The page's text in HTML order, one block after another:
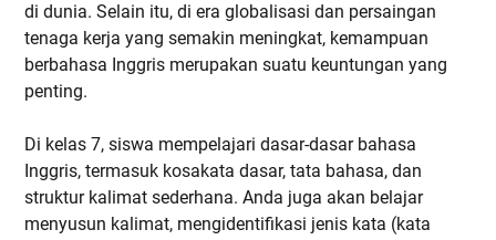
di dunia. Selain itu, di era globalisasi dan persaingan
tenaga kerja yang semakin meningkat, kemampuan
berbahasa Inggris merupakan suatu keuntungan yang
penting.
Di kelas 7, siswa mempelajari dasar-dasar bahasa
Inggris, termasuk kosakata dasar, tata bahasa, dan
struktur kalimat sederhana. Anda juga akan belajar
menyusun kalimat, mengidentifikasi jenis kata (kata